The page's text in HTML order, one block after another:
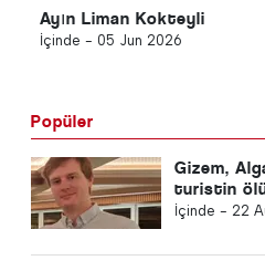
Ayın Liman Kokteyli
İçinde - 05 Jun 2026
Popüler
Gizem,
turistin
İçinde - 22